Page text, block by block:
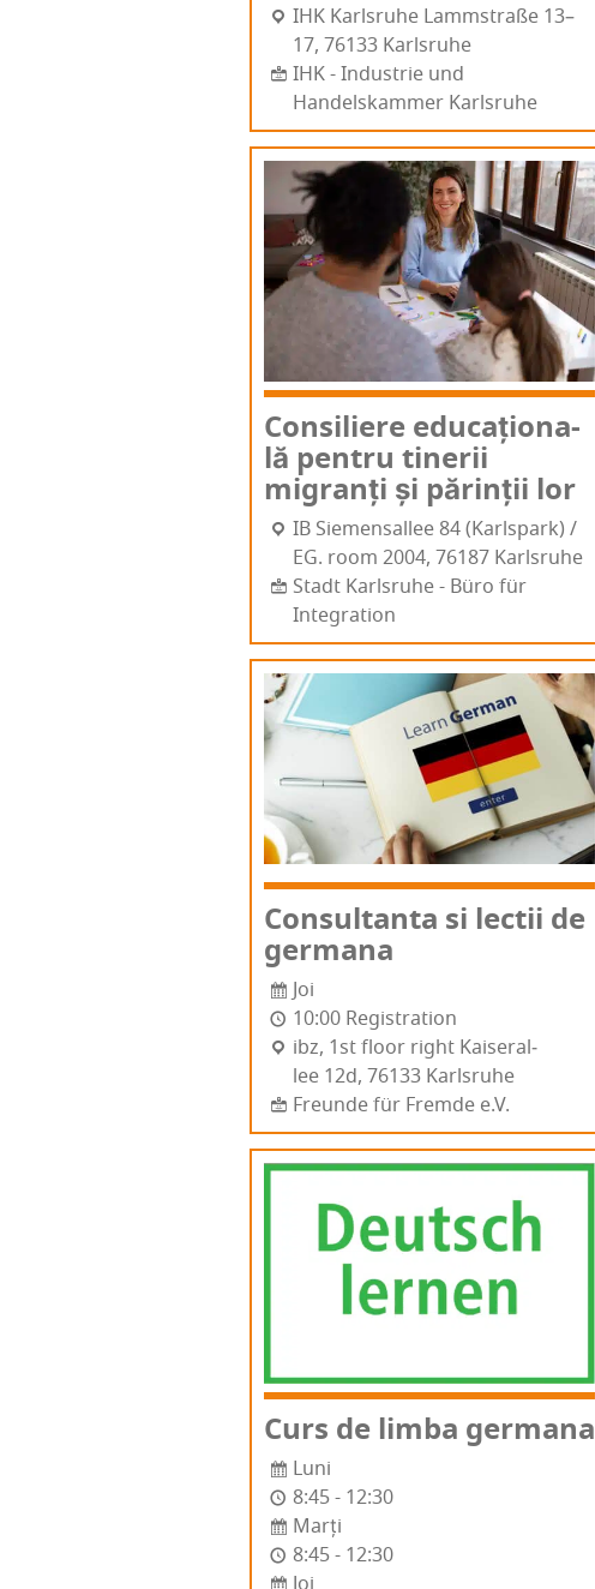
IHK Karl­sru­he Lamm­stra­ße 13–
17, 76133 Karl­sru­he
IHK - Industrie und
Handelskammer Karlsruhe
Con­si­li­e­re edu­ca­țio­na­
lă pen­tru tine­rii
migranți și părin­ții lor
IB Sie­men­sa­l­lee 84 (Karls­park) /
EG. room 2004, 76187 Karl­sru­he
Stadt Karlsruhe - Büro für
Integration
Con­sul­tan­ta si lec­tii de
germana
Joi
10:00 Registration
ibz, 1st flo­or right Kai­se­ra­l­
lee 12d, 76133 Karl­sru­he
Freunde für Fremde e.V.
Curs de lim­ba germana
Luni
8:45 - 12:30
Marți
8:45 - 12:30